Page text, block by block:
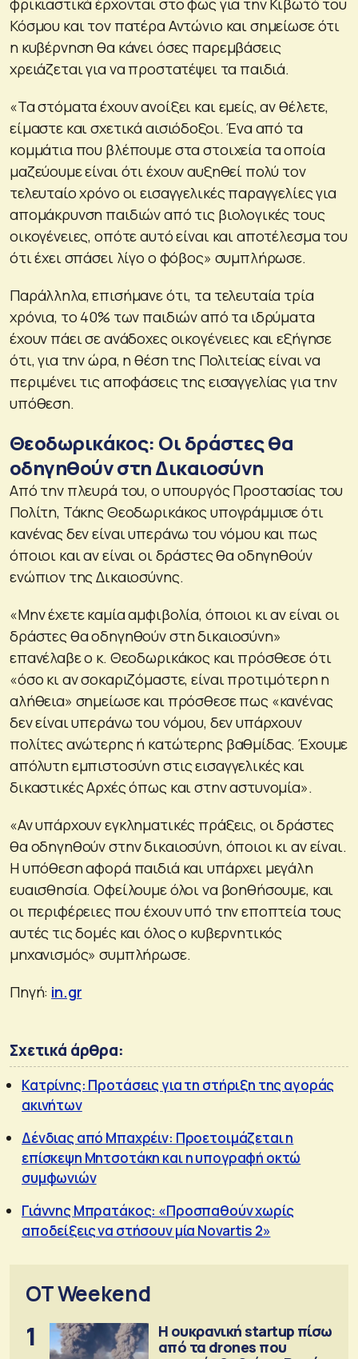
Κόσμου και τον πατέρα Αντώνιο και σημείωσε ότι
η κυβέρνηση θα κάνει όσες παρεμβάσεις
χρειάζεται για να προστατέψει τα παιδιά.
«Τα στόματα έχουν ανοίξει και εμείς, αν θέλετε,
είμαστε και σχετικά αισιόδοξοι. Ένα από τα
κομμάτια που βλέπουμε στα στοιχεία τα οποία
μαζεύουμε είναι ότι έχουν αυξηθεί πολύ τον
τελευταίο χρόνο οι εισαγγελικές παραγγελίες για
απομάκρυνση παιδιών από τις βιολογικές τους
οικογένειες, οπότε αυτό είναι και αποτέλεσμα του
ότι έχει σπάσει λίγο ο φόβος» συμπλήρωσε.
Παράλληλα, επισήμανε ότι, τα τελευταία τρία
χρόνια, το 40% των παιδιών από τα ιδρύματα
έχουν πάει σε ανάδοχες οικογένειες και εξήγησε
ότι, για την ώρα, η θέση της Πολιτείας είναι να
περιμένει τις αποφάσεις της εισαγγελίας για την
υπόθεση.
Θεοδωρικάκος: Οι δράστες θα
οδηγηθούν στη Δικαιοσύνη
Από την πλευρά του, ο υπουργός Προστασίας του
Πολίτη, Τάκης Θεοδωρικάκος υπογράμμισε ότι
κανένας δεν είναι υπεράνω του νόμου και πως
όποιοι και αν είναι οι δράστες θα οδηγηθούν
ενώπιον της Δικαιοσύνης.
«Μην έχετε καμία αμφιβολία, όποιοι κι αν είναι οι
δράστες θα οδηγηθούν στη δικαιοσύνη»
επανέλαβε ο κ. Θεοδωρικάκος και πρόσθεσε ότι
«όσο κι αν σοκαριζόμαστε, είναι προτιμότερη η
αλήθεια» σημείωσε και πρόσθεσε πως «κανένας
δεν είναι υπεράνω του νόμου, δεν υπάρχουν
πολίτες ανώτερης ή κατώτερης βαθμίδας. Έχουμε
απόλυτη εμπιστοσύνη στις εισαγγελικές και
δικαστικές Αρχές όπως και στην αστυνομία».
«Αν υπάρχουν εγκληματικές πράξεις, οι δράστες
θα οδηγηθούν στην δικαιοσύνη, όποιοι κι αν είναι.
Η υπόθεση αφορά παιδιά και υπάρχει μεγάλη
ευαισθησία. Οφείλουμε όλοι να βοηθήσουμε, και
οι περιφέρειες που έχουν υπό την εποπτεία τους
αυτές τις δομές και όλος ο κυβερνητικός
μηχανισμός» συμπλήρωσε.
Πηγή: in.gr
Σχετικά άρθρα:
Κατρίνης: Προτάσεις για τη στήριξη της αγοράς
ακινήτων
Δένδιας από Μπαχρέιν: Προετοιμάζεται η
επίσκεψη Μητσοτάκη και η υπογραφή οκτώ
συμφωνιών
Γιάννης Μπρατάκος: «Προσπαθούν χωρίς
αποδείξεις να στήσουν μία Novartis 2»
OT Weekend
1
Η ουκρανική startup πίσω
από τα drones που